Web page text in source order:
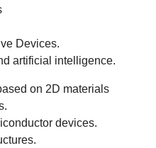
Devices.
artificial intelligence.
on 2D materials
devices.